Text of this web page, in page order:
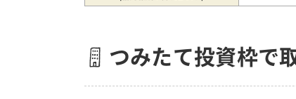
つみたて投資枠で